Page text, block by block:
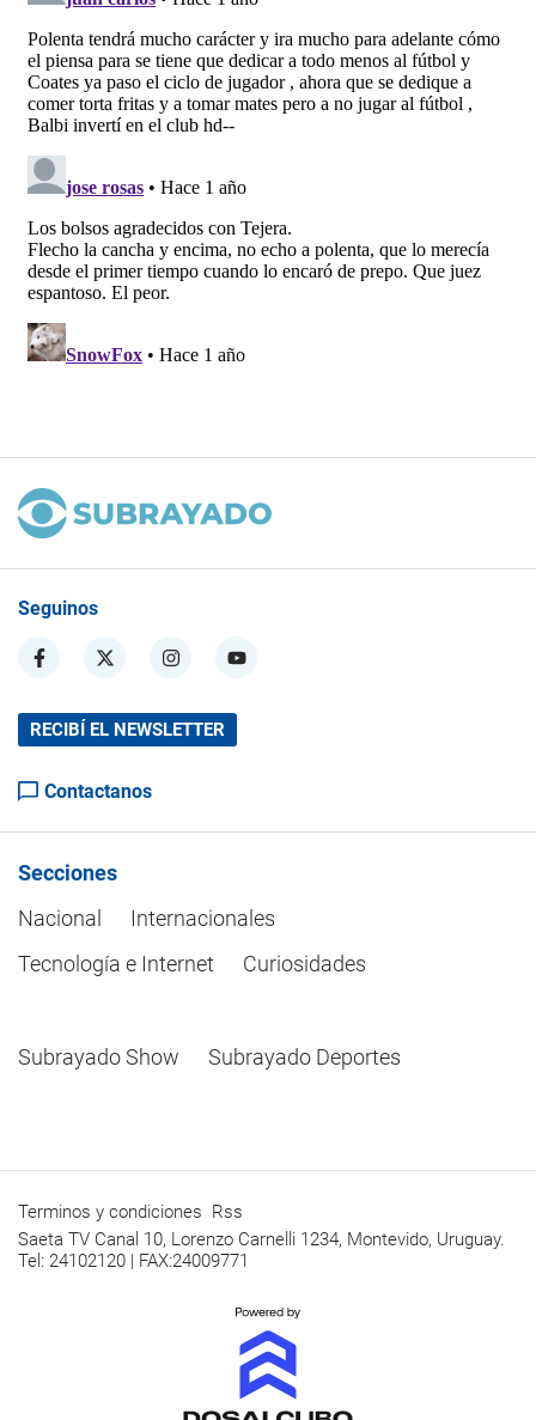
Seguinos
RECIBÍ EL NEWSLETTER
Contactanos
Secciones
Nacional
Internacionales
Tecnología e Internet
Curiosidades
Subrayado Show Subrayado Deportes
Terminos y condiciones Rss
Saeta TV Canal 10, Lorenzo Carnelli 1234, Montevido, Uruguay.
Tel: 24102120 | FAX:24009771